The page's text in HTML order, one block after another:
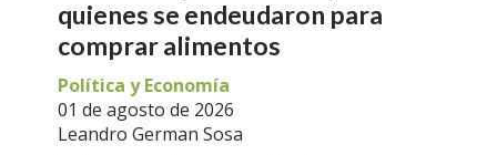
quienes se endeudaron para
comprar alimentos
Leandro German Sosa
Política y Economía
01 de agosto de 2026